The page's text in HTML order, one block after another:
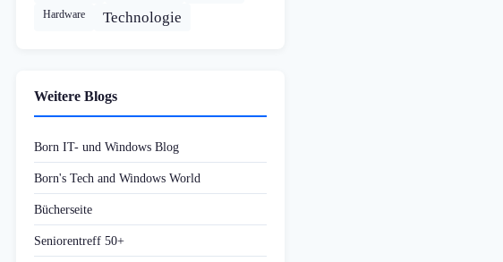
Hardware
Technologie
Weitere Blogs
Born IT- und Windows Blog
Born's Tech and Windows World
Bücherseite
Seniorentreff 50+